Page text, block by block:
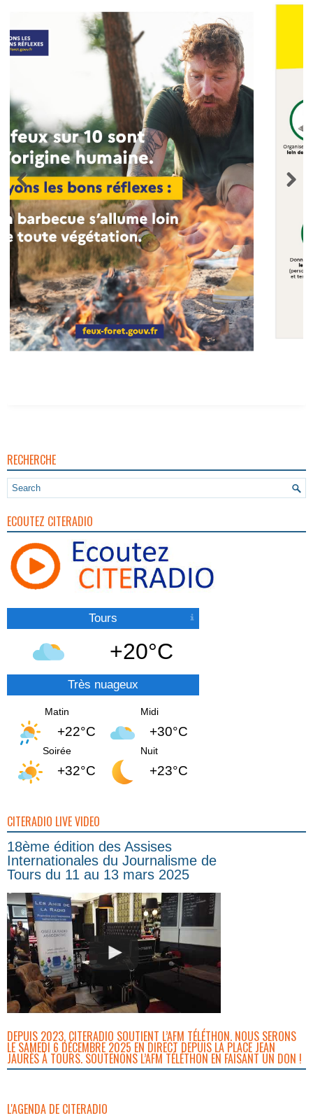
RECHERCHE
ECOUTEZ CITERADIO
Tours
+20°C
Très nuageux
Matin
+22°C
Midi
+30°C
Soirée
+32°C
Nuit
+23°C
CITERADIO LIVE VIDEO
18ème édition des Assises
Internationales du Journalisme de
Tours du 11 au 13 mars 2025
DEPUIS 2023, CITERADIO SOUTIENT L’AFM TÉLÉTHON. NOUS SERONS
LE SAMEDI 6 DÉCEMBRE 2025 EN DIRECT DEPUIS LA PLACE JEAN
JAURÈS À TOURS. SOUTENONS L’AFM TÉLÉTHON EN FAISANT UN DON !
L'AGENDA DE CITERADIO